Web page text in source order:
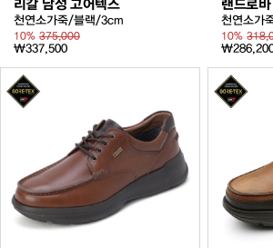
리갈 남성 고어텍스
천연소가죽/블랙/3cm
10% 375,000
₩337,500
랜드로
천연소가
10%